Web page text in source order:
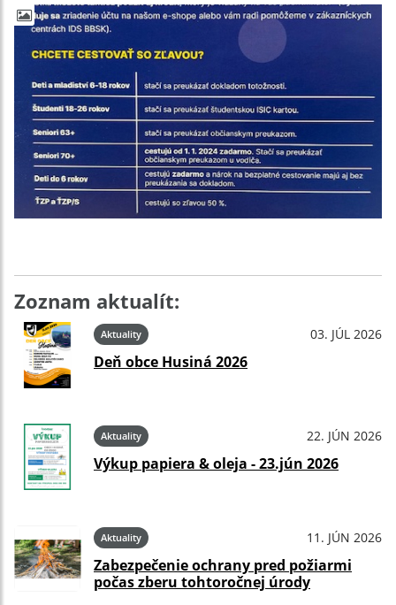
Zoznam aktualít:
Aktuality 03. JÚL 2026
Deň obce Husiná 2026
Aktuality 22. JÚN 2026
Výkup papiera & oleja - 23.jún 2026
Aktuality 11. JÚN 2026
Zabezpečenie ochrany pred požiarmi
počas zberu tohtoročnej úrody